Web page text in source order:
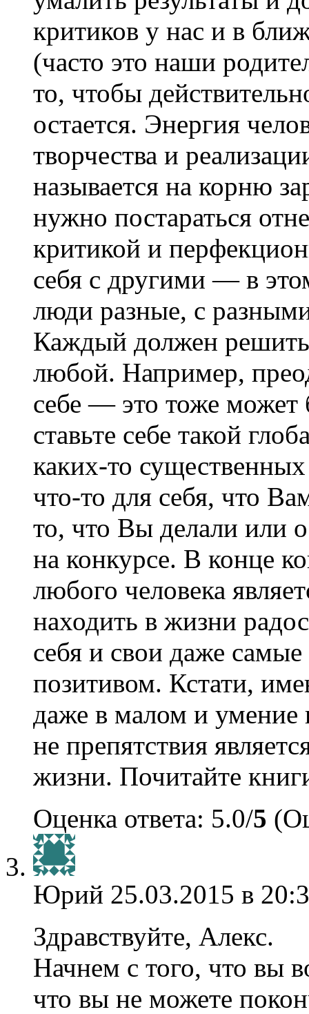
критиков у нас и в
(часто это наши
то, чтобы
остается. Энергия
творчества и
называется на корню
нужно постараться
критикой и
себя с другими — в
люди разные, с
Каждый должен
любой. Например,
себе — это тоже может
ставьте себе такой
каких-то существенных
что-то для себя, что
то, что Вы делали или
на конкурсе. В конце
любого человека
находить в жизни
себя и свои даже
позитивом. Кстати,
даже в малом и умение
не препятствия
жизни. Почитайте
Оценка ответа: 5.0/5
Юрий 25.03.2015 в
Здравствуйте, Алекс.
Начнем с того, что вы
что вы не можете